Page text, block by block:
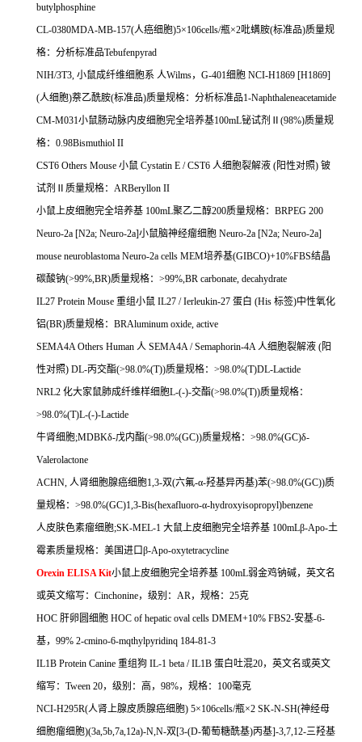
butylphosphine
CL-0380MDA-MB-157(人癌细胞)5×106cells/瓶×2吡螨胺(标准品)质量规
格：分析标准品Tebufenpyrad
NIH/3T3, 小鼠成纤维细胞系 人Wilms， G-401细胞 NCI-H1869 [H1869]
(人细胞)萘乙酰胺(标准品)质量规格：分析标准品1-Naphthaleneacetamide
CM-M031小鼠肠动脉内皮细胞完全培养基100mL铋试剂Ⅱ (98%)质量规
格： 0.98Bismuthiol II
CST6 Others Mouse 小鼠 Cystatin E / CST6 人细胞裂解液 (阳性对照) 铍
试剂Ⅱ质量规格： ARBeryllon II
小鼠上皮细胞完全培养基 100mL聚乙二醇200质量规格： BRPEG 200
Neuro-2a [N2a; Neuro-2a]小鼠脑神经瘤细胞 Neuro-2a [N2a; Neuro-2a]
mouse neuroblastoma Neuro-2a cells MEM培养基(GIBCO)+10%FBS结晶
碳酸钠(>99%,BR)质量规格： >99%,BR carbonate, decahydrate
IL27 Protein Mouse 重组小鼠 IL27 / Ierleukin-27 蛋白 (His 标签)中性氧化
铝(BR)质量规格： BRAluminum oxide, active
SEMA4A Others Human 人 SEMA4A / Semaphorin-4A人细胞裂解液 (阳
性对照) DL-丙交酯(>98.0%(T))质量规格： >98.0%(T)DL-Lactide
NRL2 化大家鼠肺成纤维样细胞L-(-)-交酯(>98.0%(T))质量规格：
>98.0%(T)L-(-)-Lactide
牛肾细胞;MDBKδ-戊内酯(>98.0%(GC))质量规格： >98.0%(GC)δ-
Valerolactone
ACHN, 人肾细胞腺癌细胞1,3-双(六氟-α-羟基异丙基)苯(>98.0%(GC))质
量规格： >98.0%(GC)1,3-Bis(hexafluoro-α-hydroxyisopropyl)benzene
人皮肤色素瘤细胞;SK-MEL-1 大鼠上皮细胞完全培养基 100mLβ-Apo-土
霉素质量规格：美国进口β-Apo-oxytetracycline
Orexin ELISA Kit小鼠上皮细胞完全培养基 100mL弱金鸡钠碱，英文名
或英文缩写： Cinchonine，级别： AR，规格： 25克
HOC 肝卵圆细胞 HOC of hepatic oval cells DMEM+10% FBS2-安基-6-
基， 99% 2-cmino-6-mqthylpyridinq 184-81-3
IL1B Protein Canine 重组狗 IL-1 beta / IL1B 蛋白吐混20，英文名或英文
缩写： Tween 20，级别：高， 98%，规格： 100毫克
NCI-H295R(人肾上腺皮质腺癌细胞) 5×106cells/瓶×2 SK-N-SH(神经母
细胞瘤细胞)(3a,5b,7a,12a)-N,N-双[3-(D-葡萄糖酰基)丙基]-3,7,12-三羟基